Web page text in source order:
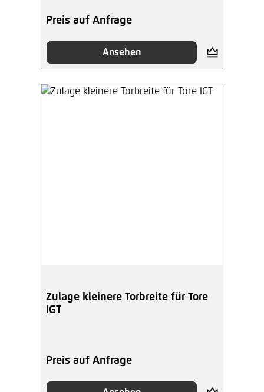
Preis auf Anfrage
Ansehen
Zulage kleinere Torbreite für Tore
IGT
Preis auf Anfrage